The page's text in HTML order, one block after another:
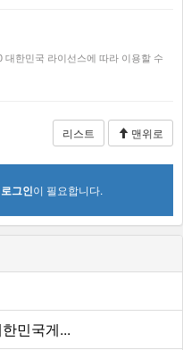
한민국 라이선스에 따라 이용할 수
리스트 맨위로
로그인이 필요합니다.
민국게...